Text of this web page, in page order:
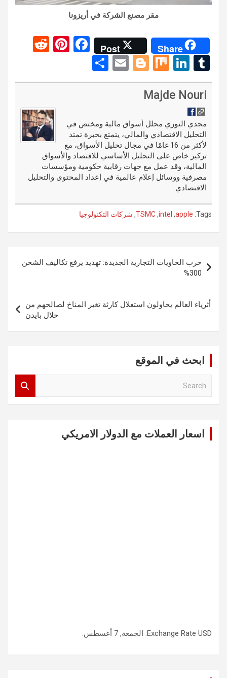
مقر مصنع الشركة في أريزونا
Share
Post
F
ce
o
k
Pi
er
t
d
t
T
u
m
bl
r
Li
n
ke
n
M
ix
Bl
o
er
E
m
h
Majde Nouri
مجدي النوري محلل أسواق مالية ومختص في
التحليل الاقتصادي والمالي، يتمتع بخبرة تمتد
لأكثر من 16 عامًا في مجال تحليل الأسواق، مع
تركيز خاص على التحليل الأساسي للاقتصاد والأسواق
المالية، وقد عمل مع جهات رقابية حكومية ومؤسسات
مصرفية ووسائل إعلام عالمية في إعداد المحتوى والتحليل
الاقتصادي.
Tags:
apple
,
intel
,
TSMC
, شركات التكنولوجيا
المقالات
حرب الحاويات التجارية الجديدة: تهديد يرفع تكاليف الشحن
300%
أثرياء العالم يحاولون استغلال كارثة تغير المناخ لصالحهم من
خلال بايدن
ابحث في الموقع
اسعار العملات مع الدولار الامريكي
Exchange Rate USD : الجمعة, 7 أغسطس.